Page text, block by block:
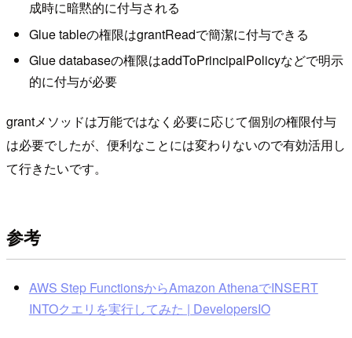
成時に暗黙的に付与される
Glue tableの権限はgrantReadで簡潔に付与できる
Glue databaseの権限はaddToPrincipalPolicyなどで明示
的に付与が必要
grantメソッドは万能ではなく必要に応じて個別の権限付与
は必要でしたが、便利なことには変わりないので有効活用し
て行きたいです。
参考
AWS Step FunctionsからAmazon AthenaでINSERT
INTOクエリを実行してみた | DevelopersIO